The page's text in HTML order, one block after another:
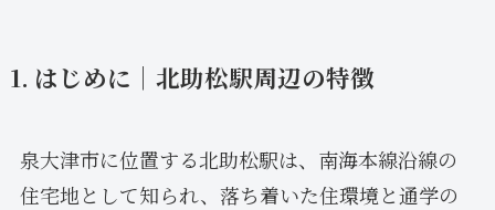
1. はじめに｜北助松駅周辺の特徴
泉大津市に位置する北助松駅は、南海本線沿線の
住宅地として知られ、落ち着いた住環境と通学の